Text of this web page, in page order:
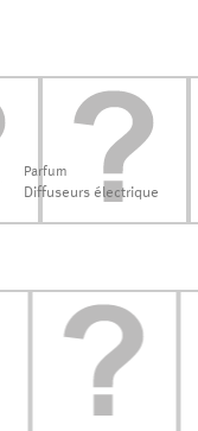
Parfum
Diffuseurs électrique